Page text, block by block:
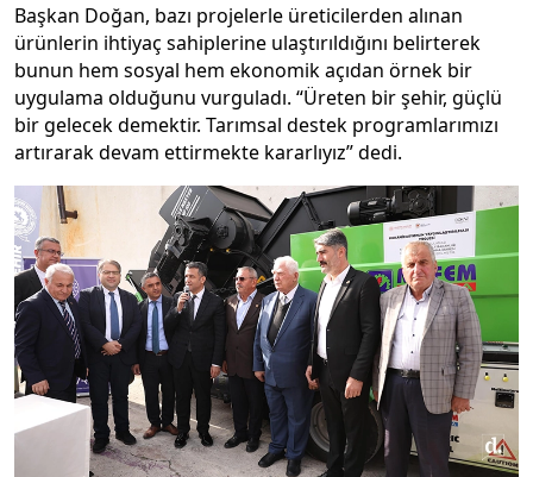
Başkan Doğan, bazı projelerle üreticilerden alınan
ürünlerin ihtiyaç sahiplerine ulaştırıldığını belirterek
bunun hem sosyal hem ekonomik açıdan örnek bir
uygulama olduğunu vurguladı. “Üreten bir şehir, güçlü
bir gelecek demektir. Tarımsal destek programlarımızı
artırarak devam ettirmekte kararlıyız” dedi.